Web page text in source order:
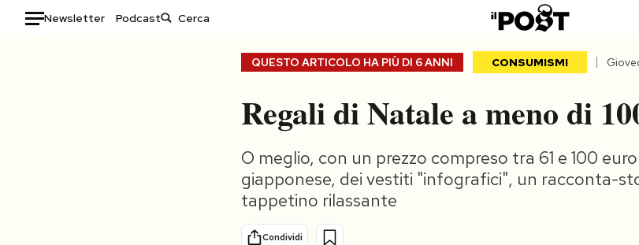
Newsletter Podcast
Consumismi
Storie/Idee
Ok Boomer!
QUESTO ARTICOLO HA PIÙ DI 6 ANNI CONSUMISMI
Regali di Natale a meno di
O meglio, con un prezzo compreso tra 61 e 100
giapponese, dei vestiti "infografici", un racconta-
tappetino rilassante
Condividi